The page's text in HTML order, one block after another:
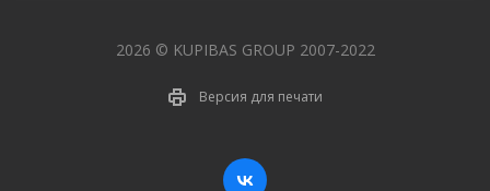
2026 © KUPIBAS GROUP 2007-2022
Версия для печати